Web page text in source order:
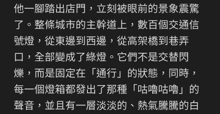
他一腳踏出店門，立刻被眼前的景象震驚
了。整條城市的主幹道上，數百個交通信
號燈，從東邊到西邊，從高架橋到巷弄
口，全部變成了綠燈。它們不是交替閃
爍，而是固定在「通行」的狀態，同時，
每一個燈箱都發出了那種「咕嚕咕嚕」的
聲音，並且有一層淡淡的、熱氣騰騰的白